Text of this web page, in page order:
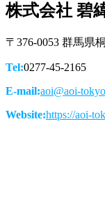
株式会社 碧
〒376-0053 群馬県
Tel:0277-45-2165
E-mail:aoi@aoi-
Website:https://aoi-